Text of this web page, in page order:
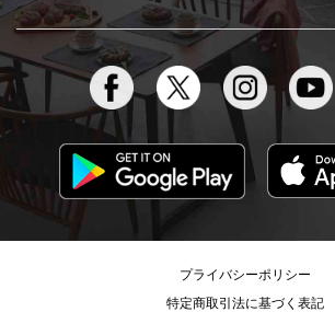
プライバシーポリシー
特定商取引法に基づく表記